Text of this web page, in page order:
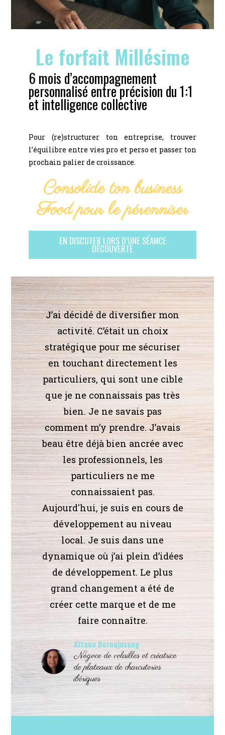
Le forfait Millésime
6 mois d’accompagnement
personnalisé entre précision du 1:1
et intelligence collective
Pour (re)structurer ton entreprise, trouver
l’équilibre entre vies pro et perso et passer ton
prochain palier de croissance.
Consolide ton business
Food pour le pérenniser
EN DISCUTER LORS D’UNE SÉANCE
DÉCOUVERTE
J’ai décidé de diversifier mon
activité. C’était un choix
stratégique pour me sécuriser
en touchant directement les
particuliers, qui sont une cible
que je ne connaissais pas très
bien. Je ne savais pas
comment m’y prendre. J’avais
beau être déjà bien ancrée avec
les professionnels, les
particuliers ne me
connaissaient pas.
Aujourd'hui, je suis en cours de
développement au niveau
local. Je suis dans une
dynamique où j’ai plein d’idées
de développement. Le plus
grand changement a été de
créer cette marque et de me
faire connaître.
Aïtana Bernajusang
Négoce de volailles et créatrice
de plateaux de charcuteries
ibériques